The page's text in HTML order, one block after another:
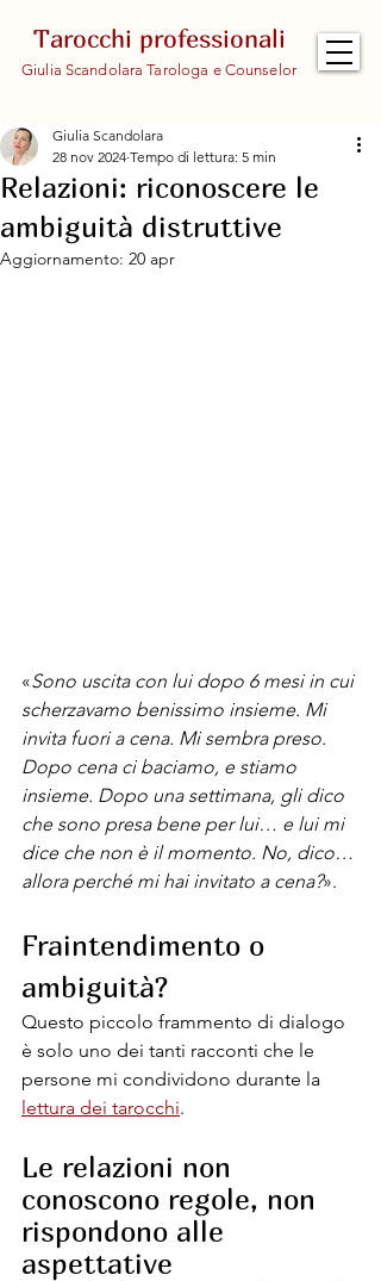
Tarocchi professionali
Giulia Scandolara Tarologa e Counselor
Relazioni: riconoscere le
ambiguità distruttive
Giulia Scandolara
28 nov 2024 Tempo di lettura: 5 min
Aggiornamento: 20 apr
«Sono uscita con lui dopo 6 mesi in cui
scherzavamo benissimo insieme. Mi
invita fuori a cena. Mi sembra preso.
Dopo cena ci baciamo, e stiamo
insieme. Dopo una settimana, gli dico
che sono presa bene per lui… e lui mi
dice che non è il momento. No, dico…
allora perché mi hai invitato a cena?».
Fraintendimento o
ambiguità?
Questo piccolo frammento di dialogo
è solo uno dei tanti racconti che le
persone mi condividono durante la
lettura dei tarocchi.
Le relazioni non
conoscono regole, non
rispondono alle
aspettative